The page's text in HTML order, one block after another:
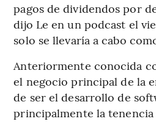
pagos de dividendos por
dijo Le en un podcast el
solo se llevaría a cabo
Anteriormente conocida
el negocio principal de la
de ser el desarrollo de
principalmente la